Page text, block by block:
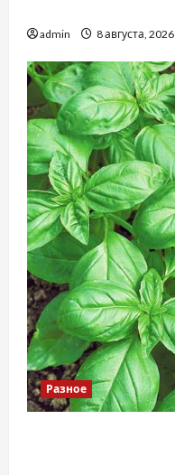
admin 8 августа, 2026
Разное